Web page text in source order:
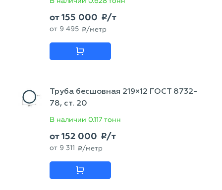
от155 000 p/т
от 9 495 p /метр
Труба бесшовная 219×12 ГОСТ 8732-
78, ст. 20
В наличии 0.117 тонн
от152 000 p/т
от 9 311 p /метр